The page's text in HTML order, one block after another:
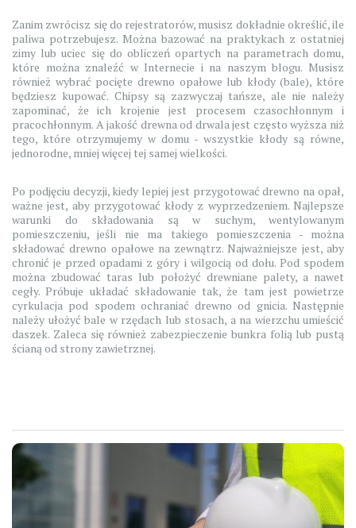
Zanim zwrócisz się do rejestratorów, musisz dokładnie określić, ile
paliwa potrzebujesz. Można bazować na praktykach z ostatniej
zimy lub uciec się do obliczeń opartych na parametrach domu,
które można znaleźć w Internecie i na naszym blogu. Musisz
również wybrać pocięte drewno opałowe lub kłody (bale), które
będziesz kupować. Chipsy są zazwyczaj tańsze, ale nie należy
zapominać, że ich krojenie jest procesem czasochłonnym i
pracochłonnym. A jakość drewna od drwala jest często wyższa niż
tego, które otrzymujemy w domu - wszystkie kłody są równe,
jednorodne, mniej więcej tej samej wielkości.
Po podjęciu decyzji, kiedy lepiej jest przygotować drewno na opał,
ważne jest, aby przygotować kłody z wyprzedzeniem. Najlepsze
warunki do składowania są w suchym, wentylowanym
pomieszczeniu, jeśli nie ma takiego pomieszczenia - można
składować drewno opałowe na zewnątrz. Najważniejsze jest, aby
chronić je przed opadami z góry i wilgocią od dołu. Pod spodem
można zbudować taras lub położyć drewniane palety, a nawet
cegły. Próbuje układać składowanie tak, że tam jest powietrze
cyrkulacja pod spodem ochraniać drewno od gnicia. Następnie
należy ułożyć bale w rzędach lub stosach, a na wierzchu umieścić
daszek. Zaleca się również zabezpieczenie bunkra folią lub pustą
ścianą od strony zawietrznej.